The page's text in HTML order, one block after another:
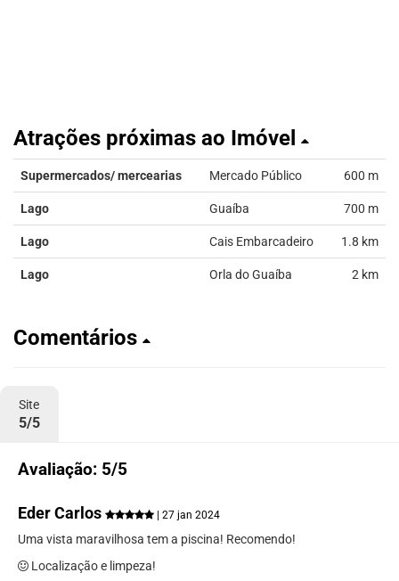
Atrações próximas ao Imóvel
Supermercados/ mercearias Mercado Público 600 m
Lago Guaíba 700 m
Lago Cais Embarcadeiro 1.8 km
Lago Orla do Guaíba 2 km
Comentários
Site
5/5
Avaliação: 5/5
Eder Carlos | 27 jan 2024
Uma vista maravilhosa tem a piscina! Recomendo!
Localização e limpeza!